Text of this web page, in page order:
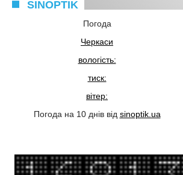
SINOPTIK
Погода
Черкаси
вологість:
тиск:
вітер:
Погода на 10 днів від sinoptik.ua